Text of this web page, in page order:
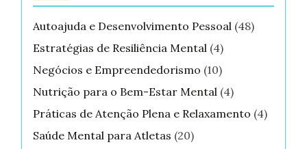
Autoajuda e Desenvolvimento Pessoal (48)
Estratégias de Resiliência Mental (4)
Negócios e Empreendedorismo (10)
Nutrição para o Bem-Estar Mental (4)
Práticas de Atenção Plena e Relaxamento (4)
Saúde Mental para Atletas (20)